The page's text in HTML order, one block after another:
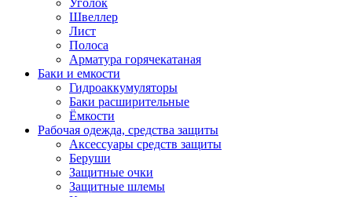
Уголок
Швеллер
Лист
Полоса
Арматура горячекатаная
Баки и емкости
Гидроаккумуляторы
Баки расширительные
Ёмкости
Рабочая одежда, средства защиты
Аксессуары средств защиты
Беруши
Защитные очки
Защитные шлемы